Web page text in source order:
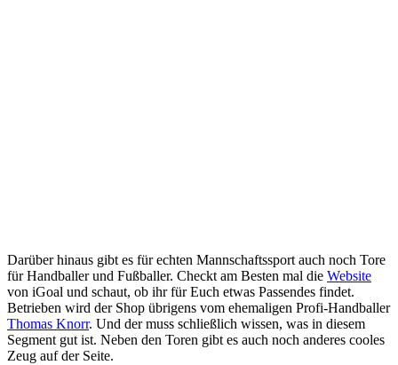
Darüber hinaus gibt es für echten Mannschaftssport auch noch Tore
für Handballer und Fußballer. Checkt am Besten mal die Website
von iGoal und schaut, ob ihr für Euch etwas Passendes findet.
Betrieben wird der Shop übrigens vom ehemaligen Profi-Handballer
Thomas Knorr. Und der muss schließlich wissen, was in diesem
Segment gut ist. Neben den Toren gibt es auch noch anderes cooles
Zeug auf der Seite.